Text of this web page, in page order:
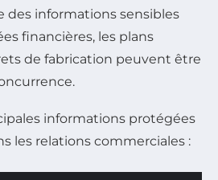
des informations sensibles
financières, les plans
de fabrication peuvent être
informations protégées
les relations commerciales :